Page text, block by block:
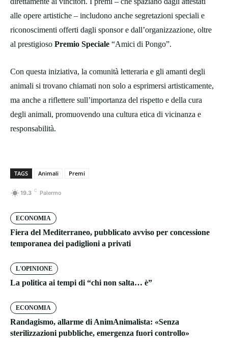
alle opere artistiche – includono anche segretazioni speciali e
riconoscimenti offerti dagli sponsor e dall’organizzazione, oltre
al prestigioso Premio Speciale “Amici di Pongo”.
Con questa iniziativa, la comunità letteraria e gli amanti degli
animali si trovano chiamati non solo a esprimersi artisticamente,
ma anche a riflettere sull’importanza del rispetto e della cura
degli animali, promuovendo una cultura etica di vicinanza e
responsabilità.
TAGS Animali Premi
19.3 C Palermo
ECONOMIA
Fiera del Mediterraneo, pubblicato avviso per concessione
temporanea dei padiglioni a privati
L'OPINIONE
La politica ai tempi di “chi non salta… è”
ECONOMIA
Randagismo, allarme di AnimAnimalista: «Senza
sterilizzazioni pubbliche, emergenza fuori controllo»